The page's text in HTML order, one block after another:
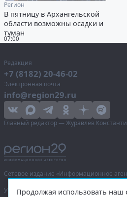
07:00
Регион
В пятницу в Архангельской
области возможны осадки и
туман
Редакция
+7 (8182) 20-46-02
Электронная почта
info@region29.ru
Главный редактор — Журавлёв
Сетевое издание «Информационное
Учредитель — общество с ограниченной
Продолжая использовать наш